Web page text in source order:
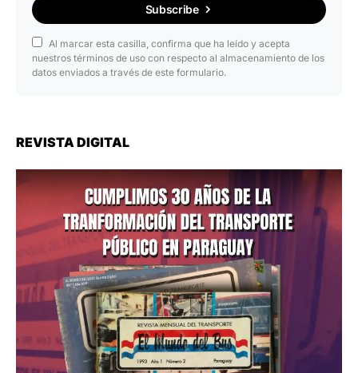
Subscribe
Al marcar esta casilla, confirma que ha leído y acepta
nuestros términos de uso con respecto al almacenamiento de los
datos enviados a través de este formulario.
REVISTA DIGITAL